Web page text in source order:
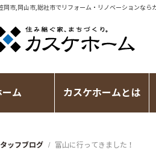
岡市,岡山市,総社市でリフォーム・リノベーションなら
ーム カスケホームとは
ッフブログ 富山に行ってきました！